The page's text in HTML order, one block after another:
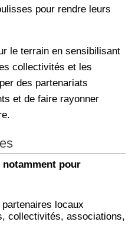
pour rendre leurs
le terrain en sensibilisant
collectivités et les
des partenariats
et de faire rayonner
notamment pour
locaux
collectivités, associations,